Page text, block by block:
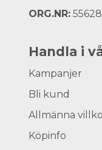
ORG.NR:
Handla i
Kampanjer
Bli kund
Allmänna
Köpinfo